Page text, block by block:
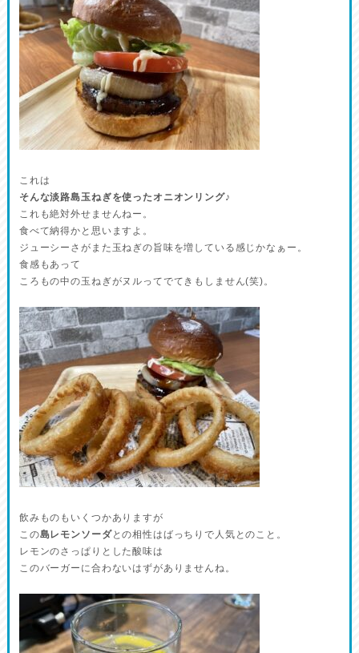
これは
そんな淡路島玉ねぎを使ったオニオンリング♪
これも絶対外せませんねー。
食べて納得かと思いますよ。
ジューシーさがまた玉ねぎの旨味を増している感じかなぁー。
食感もあって
ころもの中の玉ねぎがヌルってでてきもしません(笑)。
飲みものもいくつかありますが
この島レモンソーダとの相性はばっちりで人気とのこと。
レモンのさっぱりとした酸味は
このバーガーに合わないはずがありませんね。